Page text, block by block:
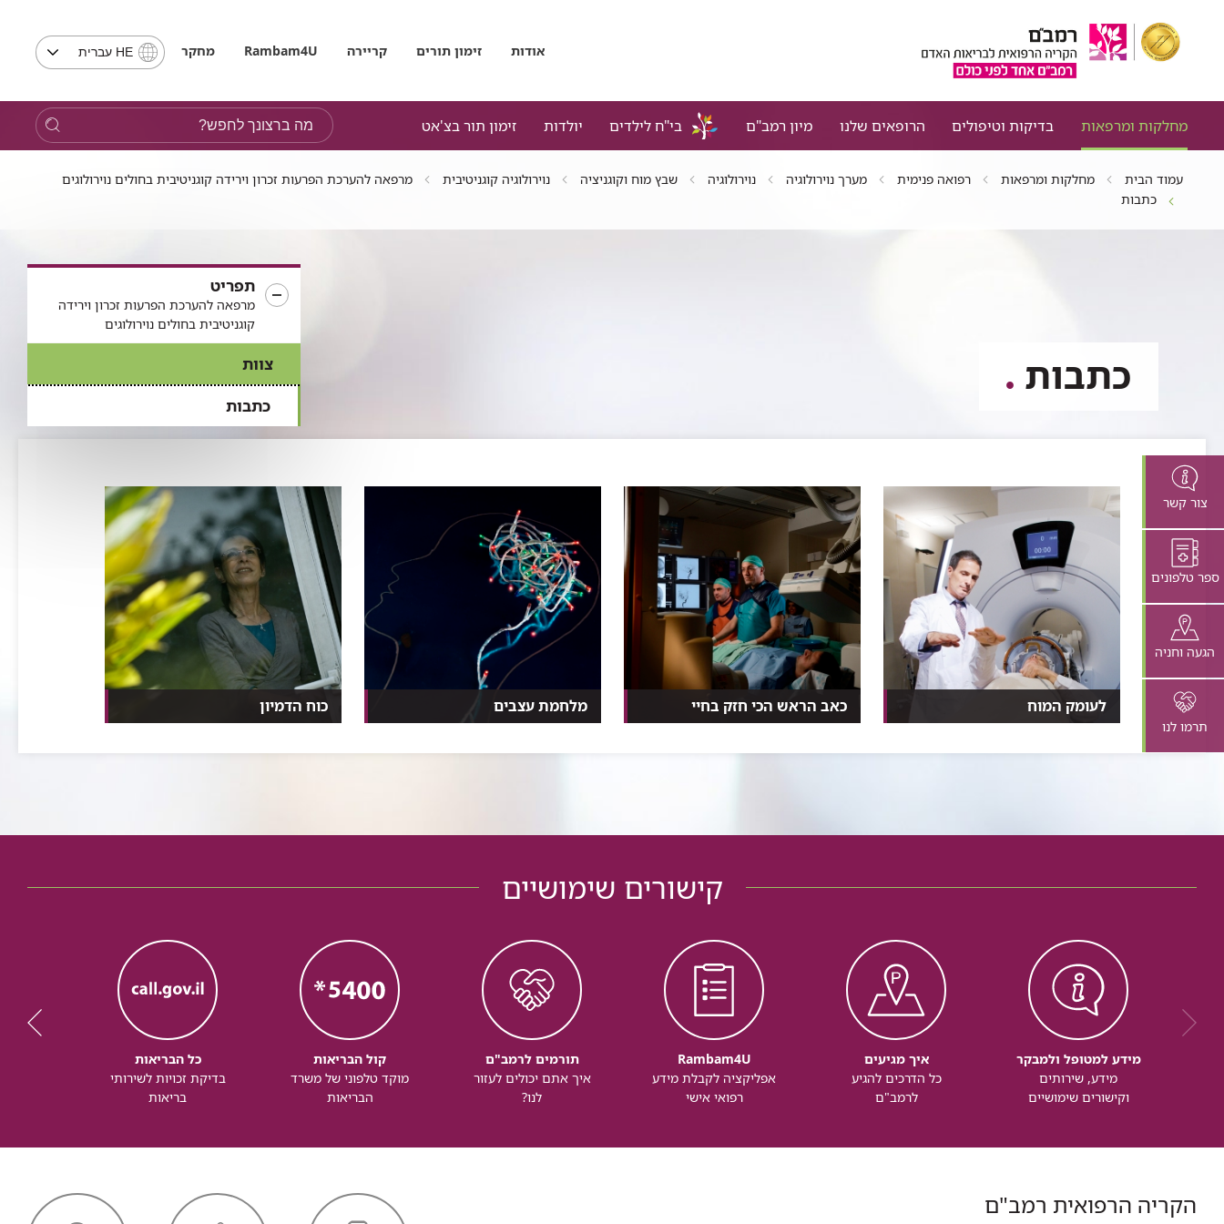
אודות זימון תורים קריירה Rambam4U מחקר
בחירת
שים
לב,
בבחירת
תועבר
HE עברית
מחלקות ומרפאות בדיקות וטיפולים הרופאים שלנו מיון רמב"ם בי"ח לילדים יולדות זימון תור בצ'אט
מה
ברצונך
לחפש?
צור קשר
ספר טלפונים
הגעה וחניה
תרמו לנו
עמוד הבית מחלקות ומרפאות רפואה פנימית מערך נוירולוגיה נוירולוגיה שבץ מוח וקוגניציה נוירולוגיה קוגניטיבית
מרפאה להערכת הפרעות זכרון וירידה קוגניטיבית בחולים נוירולוגים
כתבות
תפריט
מרפאה להערכת הפרעות זכרון וירידה
קוגניטיבית בחולים נוירולוגים
צוות
כתבות
כתבות
לעומק המוח
בשורה​ לחולי פרקינסון ורעד ראשוני:
כאב הראש הכי חזק בחיי
במילים אלה נפתח בדרך כלל
מלחמת עצבים
היעד: המוח וחוט השדרה. התוקף:
כוח הדמיון
אורנה בן־יעקב מטפלת בדמיון
קישורים שימושיים
מידע למטופל ולמבקר
מידע, שירותים
וקישורים שימושיים
איך מגיעים
כל הדרכים להגיע
לרמב"ם
Rambam4U
אפליקציה לקבלת מידע
רפואי אישי
תורמים לרמב"ם
איך אתם יכולים לעזור
לנו?
קול הבריאות
מוקד טלפוני של משרד
הבריאות
כל הבריאות
בדיקת זכויות לשירותי
בריאות
הקריה הרפואית רמב"ם